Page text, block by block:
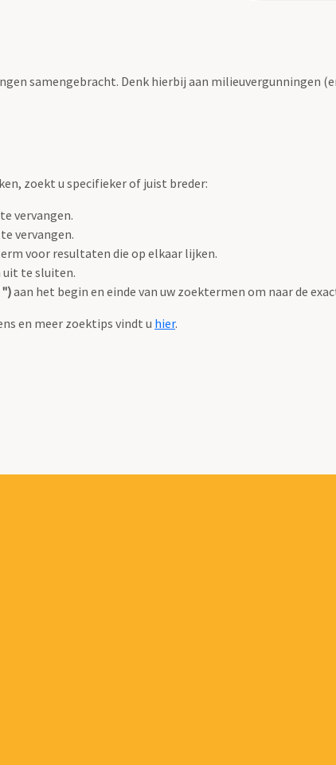
samengebracht. Denk hierbij aan milieuvergunningen
zoekt u specifieker of juist breder:
vervangen.
vervangen.
voor resultaten die op elkaar lijken.
te sluiten.
")aan het begin en einde van uw zoektermen om naar de
en meer zoektips vindt u hier.